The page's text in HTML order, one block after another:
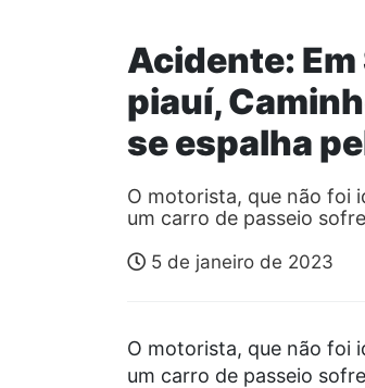
Acidente: Em
piauí,
se espalha
O motorista, que não foi
um carro de passeio
5 de janeiro de 2023
O motorista, que não foi
um carro de passeio